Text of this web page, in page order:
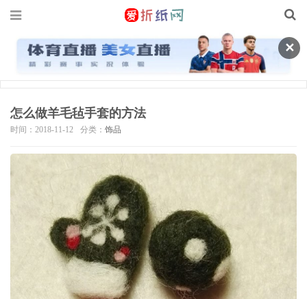
✕
怎么做羊毛毡手套的方法
时间：2018-11-12 分类： 饰品